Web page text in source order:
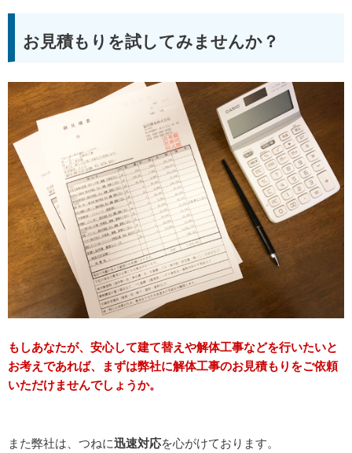
お見積もりを試してみませんか？
もしあなたが、安心して建て替えや解体工事などを行いたいと
お考えであれば、まずは弊社に解体工事のお見積もりをご依頼
いただけませんでしょうか。
また弊社は、つねに迅速対応を心がけております。